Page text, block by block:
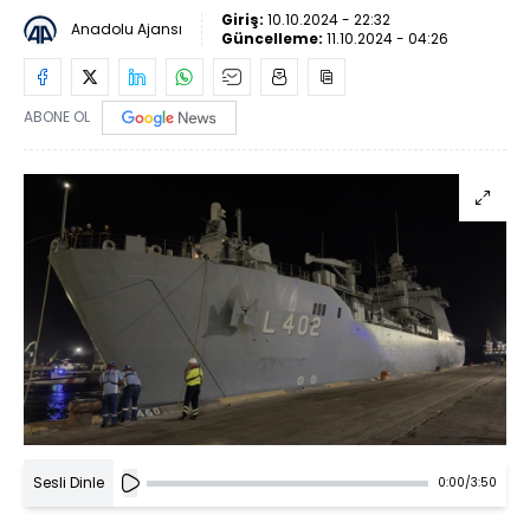
Anadolu Ajansı Giriş: 10.10.2024 - 22:32
Güncelleme: 11.10.2024 - 04:26
ABONE OL
Sesli Dinle 0:00/3:50